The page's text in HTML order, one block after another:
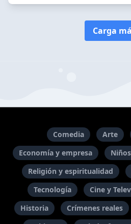
Carga
Comedia Arte
Economía y empresa
Religión y espiritualidad
Tecnología
Cine y
Historia
Crímenes reales